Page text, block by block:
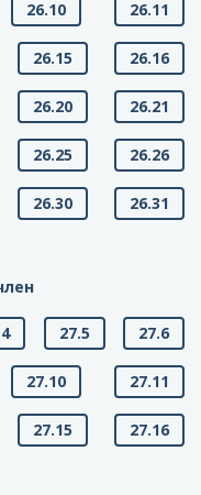
26.10 26.11
26.15 26.16
26.20 26.21
26.25 26.26
26.30 26.31
27.5 27.6
27.10 27.11
27.15 27.16